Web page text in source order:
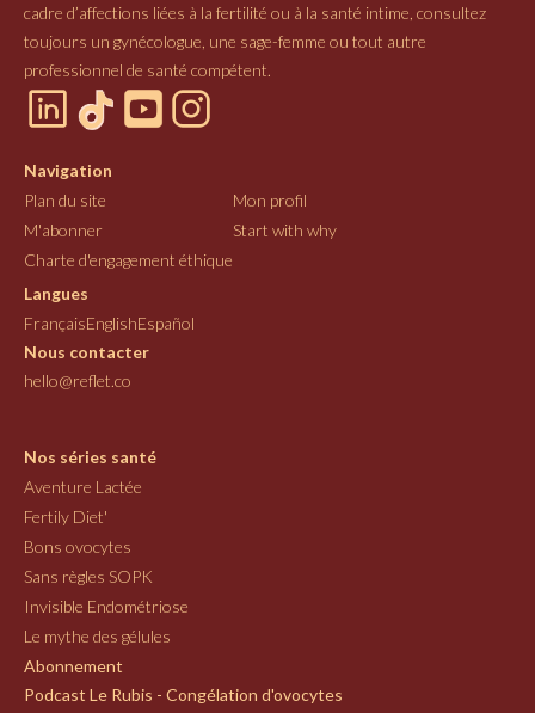
cadre d’affections liées à la fertilité ou à la santé intime, consultez
toujours un gynécologue, une sage-femme ou tout autre
professionnel de santé compétent.
Navigation
Plan du site
Mon profil
M'abonner
Start with why
Charte d'engagement éthique
Langues
FrançaisEnglishEspañol
Nous contacter
hello@reflet.co
Nos séries santé
Aventure Lactée
Fertily Diet'
Bons ovocytes
Sans règles SOPK
Invisible Endométriose
Le mythe des gélules
Abonnement
Podcast Le Rubis - Congélation d'ovocytes